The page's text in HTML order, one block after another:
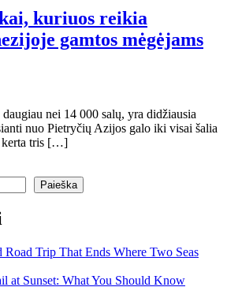
kuriuos reikia
gamtos mėgėjams
nei 14 000 salų, yra didžiausia
nuo Pietryčių Azijos galo iki visai šalia
kerta tris […]
Paieška
Road Trip That Ends Where Two Seas
at Sunset: What You Should Know